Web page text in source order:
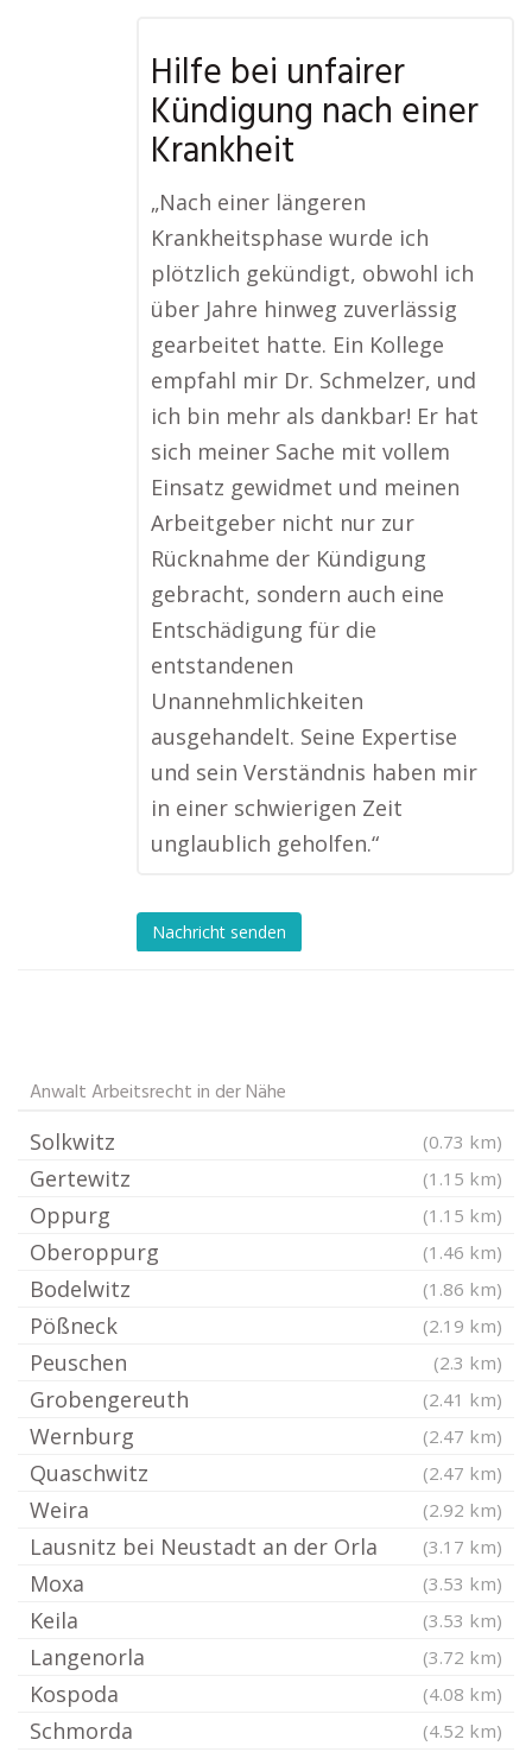
Hilfe bei unfairer
Kündigung nach einer
Krankheit
„Nach einer längeren
Krankheitsphase wurde ich
plötzlich gekündigt, obwohl ich
über Jahre hinweg zuverlässig
gearbeitet hatte. Ein Kollege
empfahl mir Dr. Schmelzer, und
ich bin mehr als dankbar! Er hat
sich meiner Sache mit vollem
Einsatz gewidmet und meinen
Arbeitgeber nicht nur zur
Rücknahme der Kündigung
gebracht, sondern auch eine
Entschädigung für die
entstandenen
Unannehmlichkeiten
ausgehandelt. Seine Expertise
und sein Verständnis haben mir
in einer schwierigen Zeit
unglaublich geholfen.“
Nachricht senden
Anwalt Arbeitsrecht in der Nähe
Solkwitz (0.73 km)
Gertewitz (1.15 km)
Oppurg (1.15 km)
Oberoppurg (1.46 km)
Bodelwitz (1.86 km)
Pößneck (2.19 km)
Peuschen (2.3 km)
Grobengereuth (2.41 km)
Wernburg (2.47 km)
Quaschwitz (2.47 km)
Weira (2.92 km)
Lausnitz bei Neustadt an der Orla (3.17 km)
Moxa (3.53 km)
Keila (3.53 km)
Langenorla (3.72 km)
Kospoda (4.08 km)
Schmorda (4.52 km)